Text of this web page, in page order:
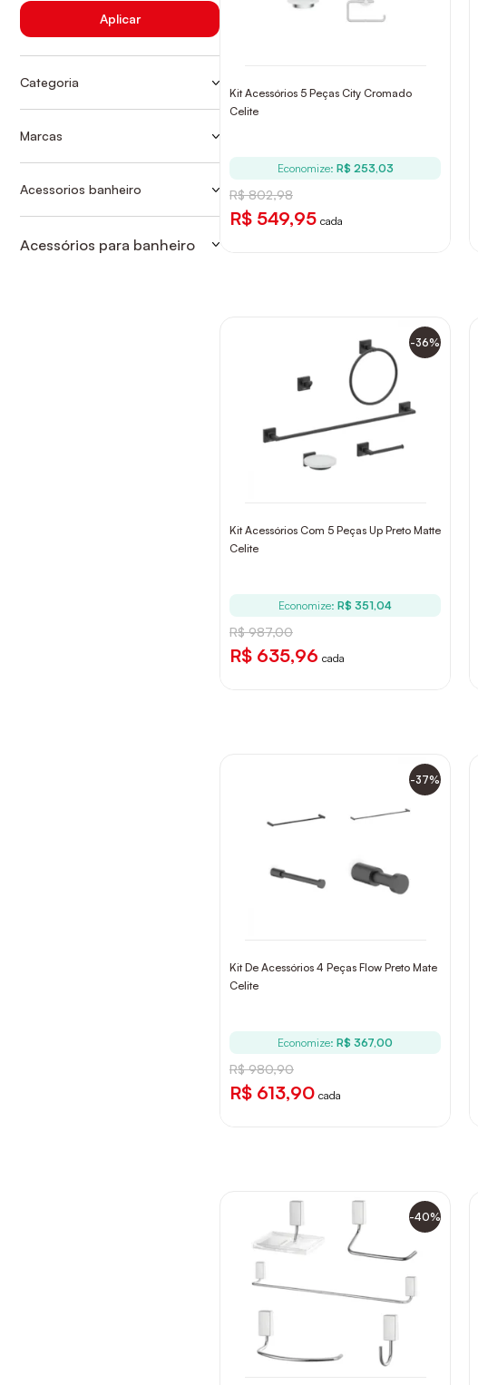
Aplicar
Categoria
BANHEIRO
Marcas
Acessorios banheiro
Acessórios para banheiro
Kit Acessórios 5 Peças City Cromado
Celite
Economize: R$ 253,03
R$ 802,98
R$ 549,95 cada
-36%
Kit Acessórios Com 5 Peças Up Preto Matte
Celite
Economize: R$ 351,04
R$ 987,00
R$ 635,96 cada
-37%
Kit De Acessórios 4 Peças Flow Preto Mate
Celite
Economize: R$ 367,00
R$ 980,90
R$ 613,90 cada
-40%